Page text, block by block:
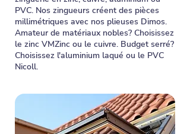
PVC. Nos zingueurs créent des pièces
millimétriques avec nos plieuses Dimos.
Amateur de matériaux nobles? Choisissez
le zinc VMZinc ou le cuivre. Budget serré?
Choisissez l'aluminium laqué ou le PVC
Nicoll.